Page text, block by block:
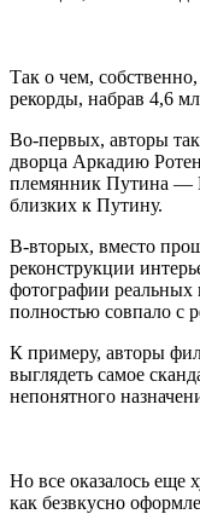
Так о чем,
рекорды, набрав 4,6
Во-первых, авторы
дворца Аркадию
племянник Путина —
близких к Путину.
В-вторых, вместо
реконструкции
фотографии реальных
полностью совпало с
К примеру, авторы
выглядеть самое
непонятного
Но все оказалось еще
как безвкусно